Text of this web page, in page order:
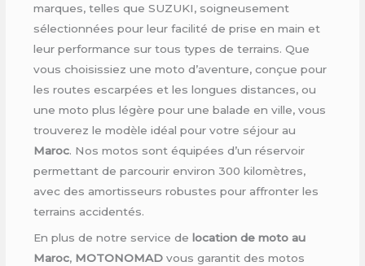
marques, telles que SUZUKI, soigneusement
sélectionnées pour leur facilité de prise en main et
leur performance sur tous types de terrains. Que
vous choisissiez une moto d’aventure, conçue pour
les routes escarpées et les longues distances, ou
une moto plus légère pour une balade en ville, vous
trouverez le modèle idéal pour votre séjour au
Maroc. Nos motos sont équipées d’un réservoir
permettant de parcourir environ 300 kilomètres,
avec des amortisseurs robustes pour affronter les
terrains accidentés.
En plus de notre service de location de moto au
Maroc, MOTONOMAD vous garantit des motos